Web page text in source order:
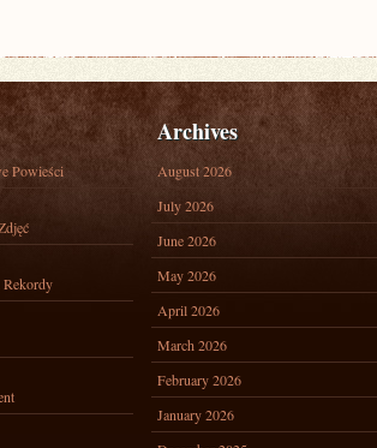
Powieści
Archives
August 2026
July 2026
June 2026
May 2026
April 2026
March 2026
February 2026
January 2026